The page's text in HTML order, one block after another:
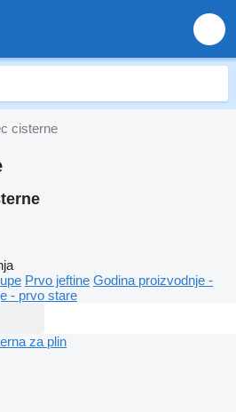
cisterne
Prvo jeftine Godina proizvodnje -
- prvo stare